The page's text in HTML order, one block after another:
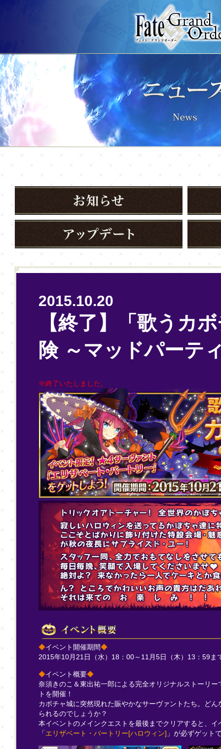
2015.10.20
【終了】「歌うカ
険 ～マッドパーテ
※終了いたしました。
◆イベント開催期間◆
2015年10月21日（水）18：00～11月5日（木）13：59ま
◆イベント概要◆
奈須きのこ＆東出祐一郎による完全オリジナルストーリ
トを開催！
カボチャ城に突然現れた賑やかなサーヴァントたち。ど
られるのでしょうか？
本イベントのメインクエストを最後までクリアすると、
「エリザベート・バートリー[ハロウィン] 」が必ずゲット